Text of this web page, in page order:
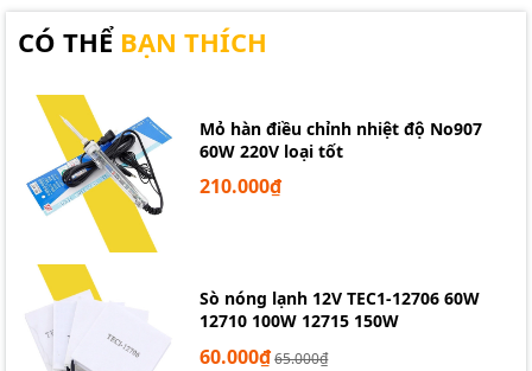
CÓ THỂ BẠN THÍCH
Mỏ hàn điều chỉnh nhiệt độ No907
60W 220V loại tốt
210.000₫
Sò nóng lạnh 12V TEC1-12706 60W
12710 100W 12715 150W
60.000₫65.000₫